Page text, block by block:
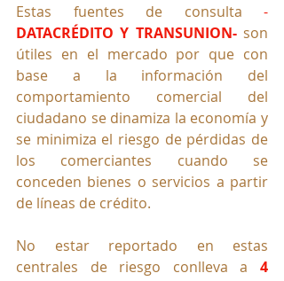
Estas fuentes de consulta -
DATACRÉDITO Y TRANSUNION- son
útiles en el mercado por que con
base a la información del
comportamiento comercial del
ciudadano se dinamiza la economía y
se minimiza el riesgo de pérdidas de
los comerciantes cuando se
conceden bienes o servicios a partir
de líneas de crédito.
No estar reportado en estas
centrales de riesgo conlleva a
4